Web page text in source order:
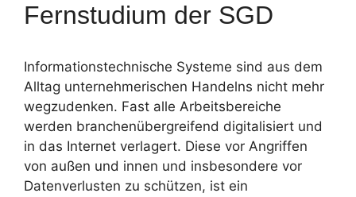
Fernstudium der SGD
Informationstechnische Systeme sind aus dem
Alltag unternehmerischen Handelns nicht mehr
wegzudenken. Fast alle Arbeitsbereiche
werden branchenübergreifend digitalisiert und
in das Internet verlagert. Diese vor Angriffen
von außen und innen und insbesondere vor
Datenverlusten zu schützen, ist ein